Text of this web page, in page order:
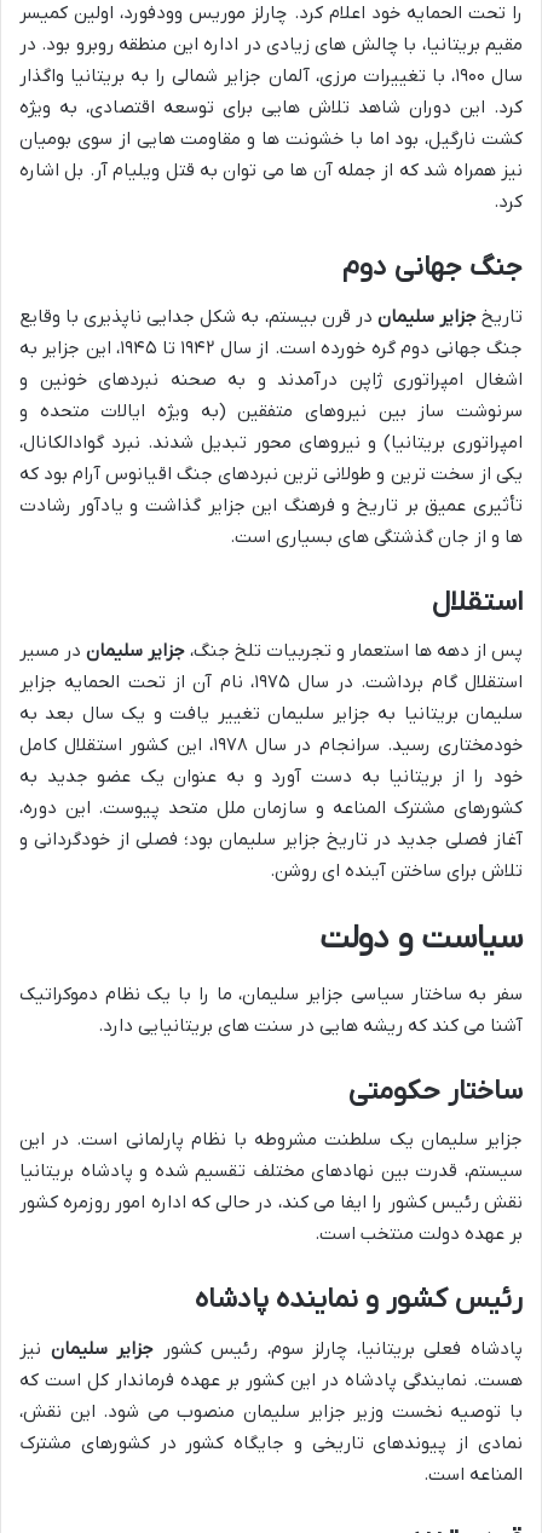
را تحت الحمایه خود اعلام کرد. چارلز موریس وودفورد، اولین کمیسر
مقیم بریتانیا، با چالش های زیادی در اداره این منطقه روبرو بود. در
سال ۱۹۰۰، با تغییرات مرزی، آلمان جزایر شمالی را به بریتانیا واگذار
کرد. این دوران شاهد تلاش هایی برای توسعه اقتصادی، به ویژه
کشت نارگیل، بود اما با خشونت ها و مقاومت هایی از سوی بومیان
نیز همراه شد که از جمله آن ها می توان به قتل ویلیام آر. بل اشاره
کرد.
جنگ جهانی دوم
تاریخجزایر سلیمان در قرن بیستم، به شکل جدایی ناپذیری با وقایع
جنگ جهانی دوم گره خورده است. از سال ۱۹۴۲ تا ۱۹۴۵، این جزایر به
اشغال امپراتوری ژاپن درآمدند و به صحنه نبردهای خونین و
سرنوشت ساز بین نیروهای متفقین (به ویژه ایالات متحده و
امپراتوری بریتانیا) و نیروهای محور تبدیل شدند. نبرد گوادالکانال،
یکی از سخت ترین و طولانی ترین نبردهای جنگ اقیانوس آرام بود که
تأثیری عمیق بر تاریخ و فرهنگ این جزایر گذاشت و یادآور رشادت
ها و از جان گذشتگی های بسیاری است.
استقلال
پس از دهه ها استعمار و تجربیات تلخ جنگ، جزایر سلیمان در مسیر
استقلال گام برداشت. در سال ۱۹۷۵، نام آن از تحت الحمایه جزایر
سلیمان بریتانیا به جزایر سلیمان تغییر یافت و یک سال بعد به
خودمختاری رسید. سرانجام در سال ۱۹۷۸، این کشور استقلال کامل
خود را از بریتانیا به دست آورد و به عنوان یک عضو جدید به
کشورهای مشترک المناعه و سازمان ملل متحد پیوست. این دوره،
آغاز فصلی جدید در تاریخ جزایر سلیمان بود؛ فصلی از خودگردانی و
تلاش برای ساختن آینده ای روشن.
سیاست و دولت
سفر به ساختار سیاسی جزایر سلیمان، ما را با یک نظام دموکراتیک
آشنا می کند که ریشه هایی در سنت های بریتانیایی دارد.
ساختار حکومتی
جزایر سلیمان یک سلطنت مشروطه با نظام پارلمانی است. در این
سیستم، قدرت بین نهادهای مختلف تقسیم شده و پادشاه بریتانیا
نقش رئیس کشور را ایفا می کند، در حالی که اداره امور روزمره کشور
بر عهده دولت منتخب است.
رئیس کشور و نماینده پادشاه
پادشاه فعلی بریتانیا، چارلز سوم، رئیس کشور جزایر سلیمان نیز
هست. نمایندگی پادشاه در این کشور بر عهده فرماندار کل است که
با توصیه نخست وزیر جزایر سلیمان منصوب می شود. این نقش،
نمادی از پیوندهای تاریخی و جایگاه کشور در کشورهای مشترک
المناعه است.